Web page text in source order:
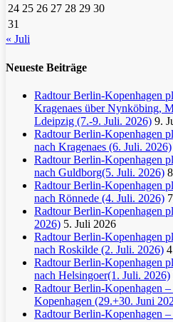
24 25 26 27 28 29 30
31
« Juli
Neueste Beiträge
Radtour Berlin-Kopenhagen
Kragenaes über Nynköbing,
Ldeipzig (7.-9. Juli. 2026) 9.
Radtour Berlin-Kopenhagen
nach Kragenaes (6. Juli. 2026)
Radtour Berlin-Kopenhagen
nach Guldborg(5. Juli. 2026)
Radtour Berlin-Kopenhagen
nach Rönnede (4. Juli. 2026)
Radtour Berlin-Kopenhagen
2026) 5. Juli 2026
Radtour Berlin-Kopenhagen
nach Roskilde (2. Juli. 2026)
Radtour Berlin-Kopenhagen
nach Helsingoer(1. Juli. 2026)
Radtour Berlin-Kopenhagen
Kopenhagen (29.+30. Juni
Radtour Berlin-Kopenhagen